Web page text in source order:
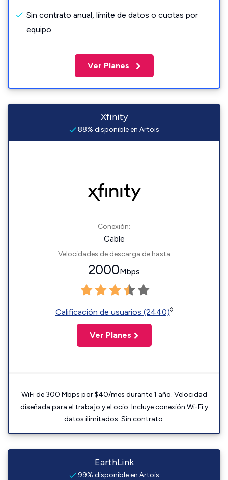
Sin contrato anual, límite de datos o cuotas por
equipo.
Ver Planes
Xfinity
88% disponible en Artois
Conexión:
Cable
Velocidades de descarga de hasta
2000Mbps
Calificación de usuarios (2440)◊
Ver Planes
WiFi de 300 Mbps por $40/mes durante 1 año. Velocidad
diseñada para el trabajo y el ocio. Incluye conexión Wi-Fi y
datos ilimitados. Sin contrato.
EarthLink
99% disponible en Artois